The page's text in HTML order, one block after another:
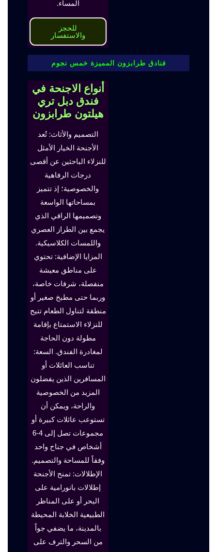
المساء.
للحجز
والاستفسار
فنادق طرابزون المميزة خمس نجوم
أنواع الاجنحة في
فندق دبل تري
هيلتون طرابزون
التصميم والأثاث: تُعد
الأجنحة الخيار الأمثل
للنزلاء الباحثين عن أقصى
درجات الرفاهية
والخصوصية؛ إذ تتميز
بمساحاتها الواسعة
وتصميمها الراقي الذي
يجمع بين الطراز العصري
واللمسات الكلاسيكية.
المزايا الإضافية: تحتوي
على مناطق معيشة
منفصلة، شرفات خاصة،
وربما حتى مطبخ صغير أو
منطقة لتناول الطعام تتيح
للنزلاء الاستمتاع بإقامة
مطولة دون الحاجة
لمغادرة الفندق. السعة:
تناسب العائلات أو
المسافرين الذين يفضلون
المزيد من الخصوصية
والراحة، ويمكن أن
تستوعب عائلات كبيرة أو
مجموعات تصل إلى 4-6
أشخاص في جناح واحد
وفقاً للمساحة والتصميم.
الإطلالات: تمنح الأجنحة
إطلالات بانورامية على
البحر أو على المناظر
الطبيعية الخلابة المحيطة
بالمدينة، ما يضفي جواً
من السحر والترف على